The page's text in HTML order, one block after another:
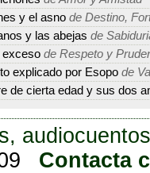
y el asno de Destino,
y las abejas de
exceso de Respeto y
explicado por Esopo de
de cierta edad y sus dos
Contacta